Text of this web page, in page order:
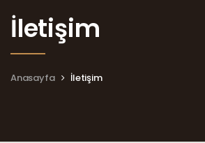
İletişim
Anasayfa İletişim